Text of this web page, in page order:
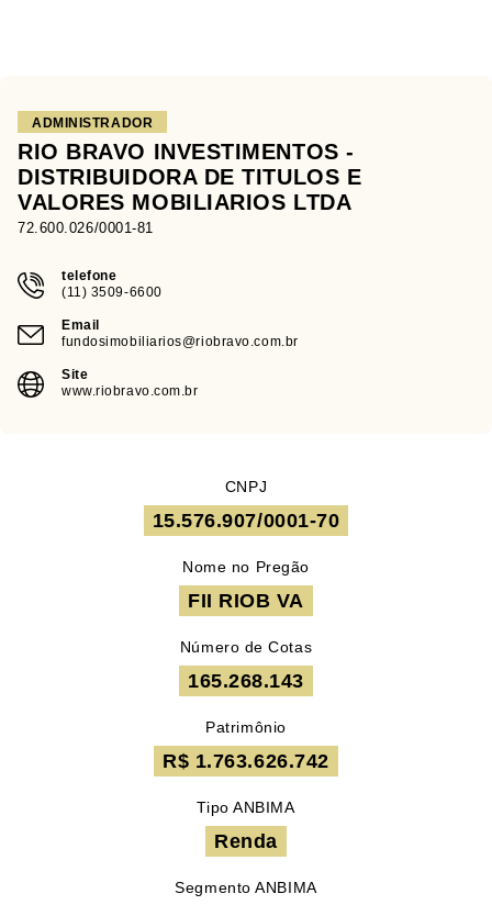
ADMINISTRADOR
RIO BRAVO INVESTIMENTOS -
DISTRIBUIDORA DE TITULOS E
VALORES MOBILIARIOS LTDA
72.600.026/0001-81
telefone
(11) 3509-6600
Email
fundosimobiliarios@riobravo.com.br
Site
www.riobravo.com.br
CNPJ
15.576.907/0001-70
Nome no Pregão
FII RIOB VA
Número de Cotas
165.268.143
Patrimônio
R$ 1.763.626.742
Tipo ANBIMA
Renda
Segmento ANBIMA